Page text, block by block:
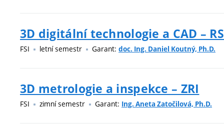
3D digitální technologie a CAD –
FSI letní semestr Garant: doc. Ing. Daniel Koutný, Ph.D.
3D metrologie a inspekce – ZRI
FSI zimní semestr Garant: Ing. Aneta Zatočilová, Ph.D.